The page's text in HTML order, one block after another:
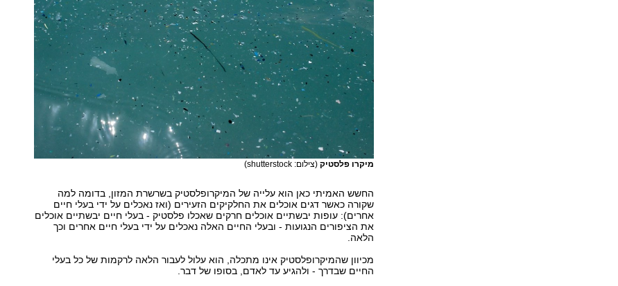
מיקרו פלסטיק (צילום: shutterstock)
החשש האמיתי כאן הוא עלייה של המיקרופלסטיק בשרשרת המזון, בדומה למה
שקורה כאשר דגים אוכלים את החלקיקים הזעירים (ואז נאכלים על ידי בעלי חיים
אחרים): עופות יבשתיים אוכלים חרקים שאכלו פלסטיק - בעלי חיים יבשתיים אוכלים
את הציפורים הנגועות - ובעלי החיים האלה נאכלים על ידי בעלי חיים אחרים וכך
הלאה.
מכיוון שהמיקרופלסטיק אינו מתכלה, הוא עלול לעבור הלאה לרקמות של כל בעלי
החיים שבדרך - ולהגיע עד לאדם, בסופו של דבר.